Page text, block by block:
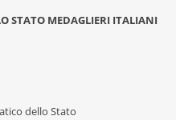
STATO MEDAGLIERI ITALIANI
dello Stato